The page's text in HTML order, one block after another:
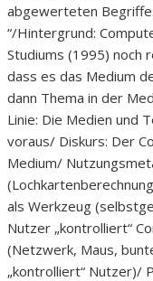
abgewerteten
“/Hintergrund:
Studiums (1995) noch
dass es das Medium
dann Thema in der
Linie: Die Medien und
voraus/ Diskurs: Der
Medium/
als Werkzeug
Nutzer „kontrolliert“
(Netzwerk, Maus,
„kontrolliert“ Nutzer)/